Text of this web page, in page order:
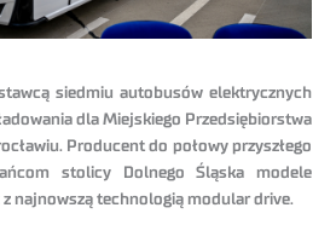
siedmiu autobusów elektrycznych
dla Miejskiego Przedsiębiorstwa
Producent do połowy przyszłego
stolicy Dolnego Śląska modele
najnowszą technologią modular drive.